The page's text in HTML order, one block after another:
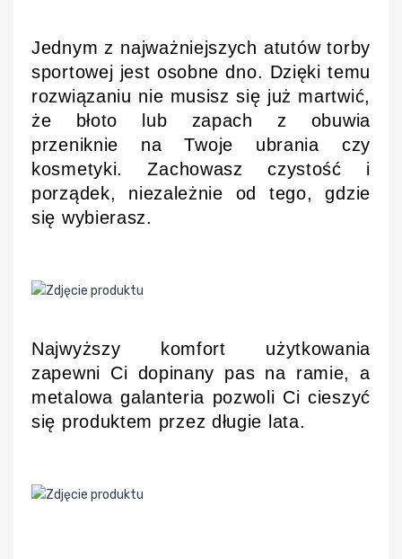
Jednym z najważniejszych atutów torby
sportowej jest osobne dno. Dzięki temu
rozwiązaniu nie musisz się już martwić,
że błoto lub zapach z obuwia
przeniknie na Twoje ubrania czy
kosmetyki. Zachowasz czystość i
porządek, niezależnie od tego, gdzie
się wybierasz.
Najwyższy komfort użytkowania
zapewni Ci dopinany pas na ramie, a
metalowa galanteria pozwoli Ci cieszyć
się produktem przez długie lata.